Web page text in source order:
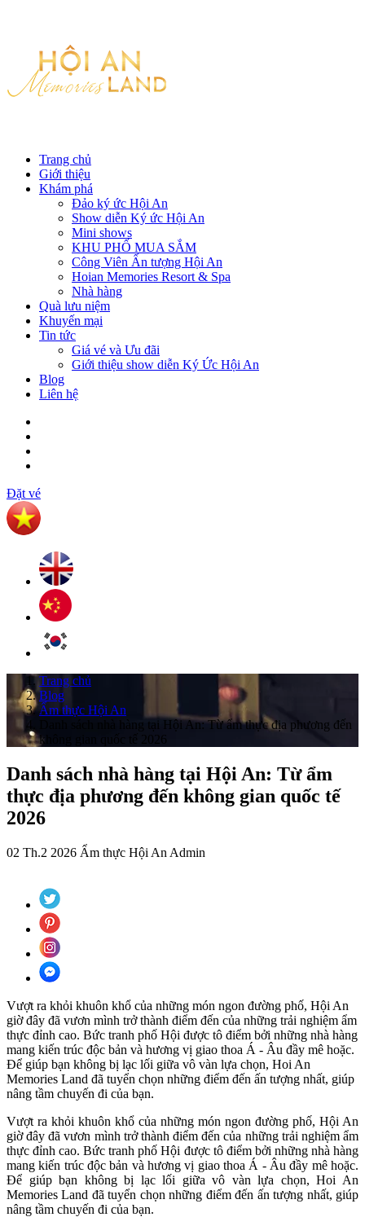
Trang chủ
Giới thiệu
Khám phá
Đảo ký ức Hội An
Show diễn Ký ức Hội An
Mini shows
KHU PHỐ MUA SẮM
Công Viên Ấn tượng Hội An
Hoian Memories Resort & Spa
Nhà hàng
Quà lưu niệm
Khuyến mại
Tin tức
Giá vé và Ưu đãi
Giới thiệu show diễn Ký Ức Hội An
Blog
Liên hệ
Đặt vé
Trang chủ
Blog
Ẩm thực Hội An
Danh sách nhà hàng tại Hội An: Từ ẩm thực địa phương đến
không gian quốc tế 2026
Danh sách nhà hàng tại Hội An: Từ ẩm
thực địa phương đến không gian quốc tế
2026
02 Th.2 2026 Ẩm thực Hội An Admin
Vượt ra khỏi khuôn khổ của những món ngon đường phố, Hội An
giờ đây đã vươn mình trở thành điểm đến của những trải nghiệm ẩm
thực đỉnh cao. Bức tranh phố Hội được tô điểm bởi những nhà hàng
mang kiến trúc độc bản và hương vị giao thoa Á - Âu đầy mê hoặc.
Để giúp bạn không bị lạc lối giữa vô vàn lựa chọn, Hoi An
Memories Land đã tuyển chọn những điểm đến ấn tượng nhất, giúp
nâng tầm chuyến đi của bạn.
Vượt ra khỏi khuôn khổ của những món ngon đường phố, Hội An
giờ đây đã vươn mình trở thành điểm đến của những trải nghiệm ẩm
thực đỉnh cao. Bức tranh phố Hội được tô điểm bởi những nhà hàng
mang kiến trúc độc bản và hương vị giao thoa Á - Âu đầy mê hoặc.
Để giúp bạn không bị lạc lối giữa vô vàn lựa chọn, Hoi An
Memories Land đã tuyển chọn những điểm đến ấn tượng nhất, giúp
nâng tầm chuyến đi của bạn.